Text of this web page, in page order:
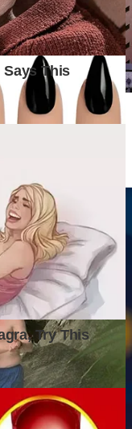
yang
Melihat Lebih dari